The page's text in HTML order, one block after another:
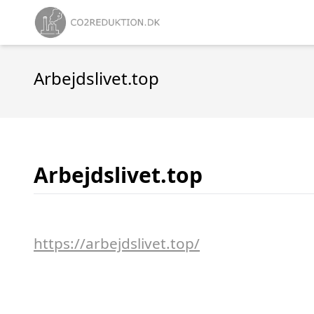
Arbejdslivet.top
Arbejdslivet.top
https://arbejdslivet.top/